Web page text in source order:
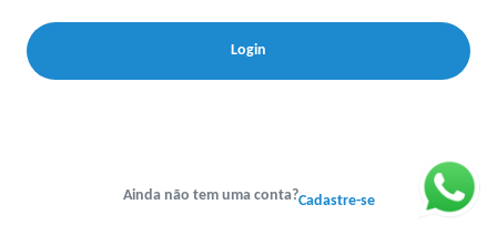
Login
Ainda não tem uma conta?Cadastre-se